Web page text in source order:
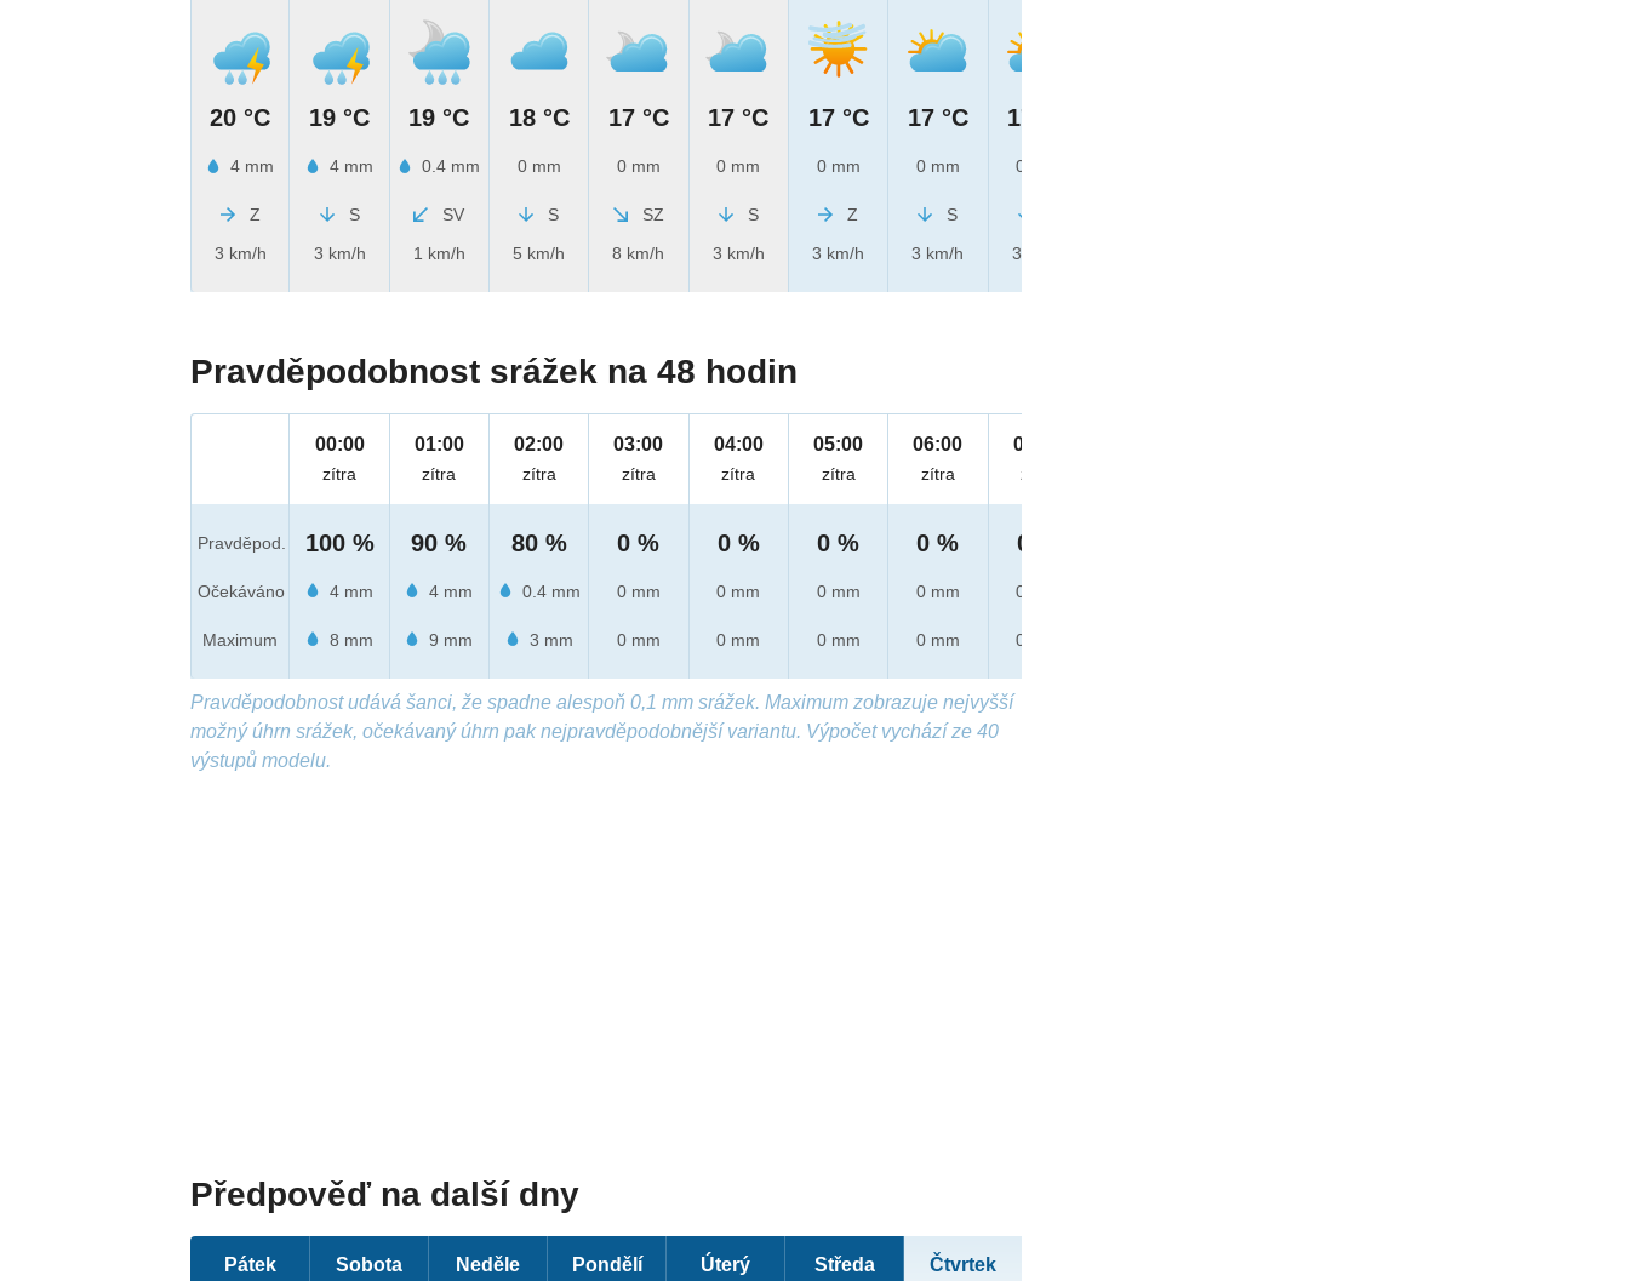
20 °C
4 mm
Z
3 km/h
19 °C
4 mm
S
3 km/h
19 °C
0.4 mm
SV
1 km/h
18 °C
0 mm
S
5 km/h
17 °C
0 mm
SZ
8 km/h
17 °C
0 mm
S
3 km/h
17 °C
0 mm
Z
3 km/h
17 °C
0 mm
S
3 km/h
17 °C
0 mm
3 km/h
Pravděpodobnost srážek na 48 hodin
Pravděpod.
Očekáváno
Maximum
00:00
zítra
100 %
4 mm
8 mm
01:00
zítra
90 %
4 mm
9 mm
02:00
zítra
80 %
0.4 mm
3 mm
03:00
zítra
0 %
0 mm
0 mm
04:00
zítra
0 %
0 mm
0 mm
05:00
zítra
0 %
0 mm
0 mm
06:00
zítra
0 %
0 mm
0 mm
07:00
zítra
0 %
0 mm
0 mm
Pravděpodobnost udává šanci, že spadne alespoň 0,1 mm srážek. Maximum zobrazuje nejvyšší
možný úhrn srážek, očekávaný úhrn pak nejpravděpodobnější variantu. Výpočet vychází ze 40
výstupů modelu.
Předpověď na další dny
Pátek Sobota Neděle Pondělí Úterý Středa Čtvrtek